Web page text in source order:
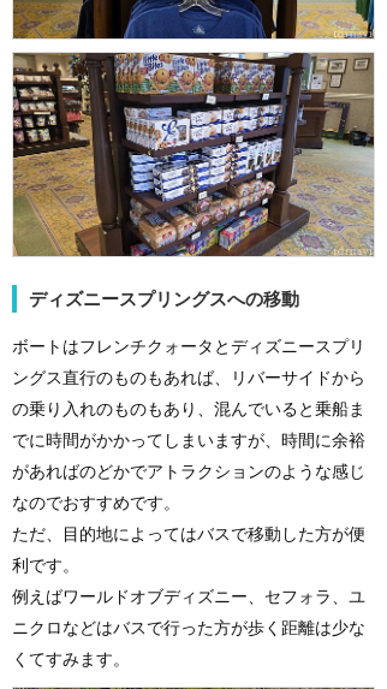
ディズニースプリングスへの移動
ボートはフレンチクォータとディズニースプリ
ングス直行のものもあれば、リバーサイドから
の乗り入れのものもあり、混んでいると乗船ま
でに時間がかかってしまいますが、時間に余裕
があればのどかでアトラクションのような感じ
なのでおすすめです。
ただ、目的地によってはバスで移動した方が便
利です。
例えばワールドオブディズニー、セフォラ、ユ
ニクロなどはバスで行った方が歩く距離は少な
くてすみます。